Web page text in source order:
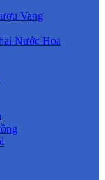
Vang
Nước Hoa